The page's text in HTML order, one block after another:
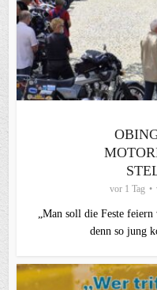
vor 1 Tag
„Man soll die Feste
denn so jung